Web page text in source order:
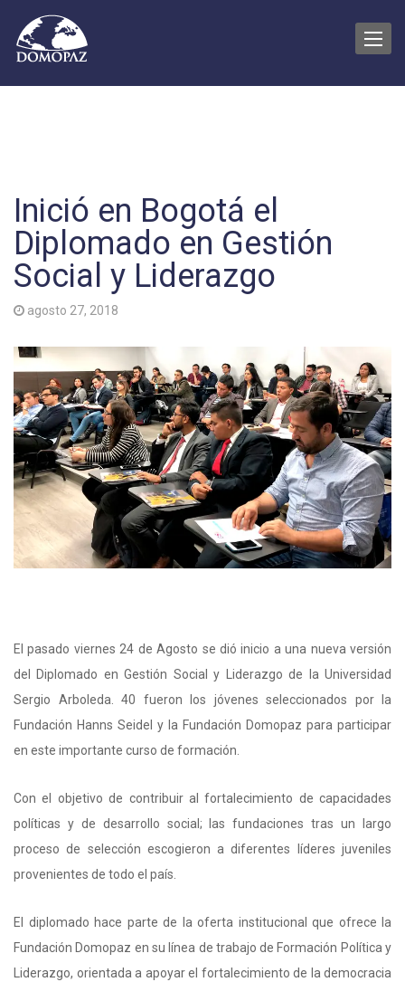
Toggle
Inició en Bogotá el
Diplomado en Gestión
Social y Liderazgo
agosto 27, 2018
El pasado viernes 24 de Agosto se dió inicio a una nueva versión
del Diplomado en Gestión Social y Liderazgo de la Universidad
Sergio Arboleda. 40 fueron los jóvenes seleccionados por la
Fundación Hanns Seidel y la Fundación Domopaz para participar
en este importante curso de formación.
Con el objetivo de contribuir al fortalecimiento de capacidades
políticas y de desarrollo social; las fundaciones tras un largo
proceso de selección escogieron a diferentes líderes juveniles
provenientes de todo el país.
El diplomado hace parte de la oferta institucional que ofrece la
Fundación Domopaz en su línea de trabajo de Formación Política y
Liderazgo, orientada a apoyar el fortalecimiento de la democracia